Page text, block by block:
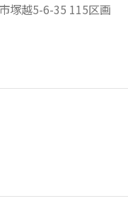
塚越5-6-35 115区画